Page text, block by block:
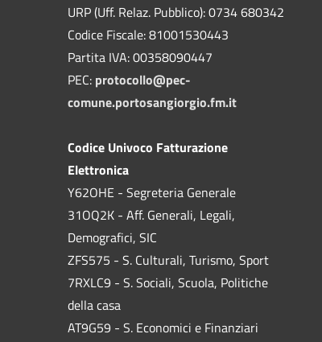
URP (Uff. Relaz. Pubblico): 0734 680342
Codice Fiscale: 81001530443
Partita IVA: 00358090447
PEC: protocollo@pec-
comune.portosangiorgio.fm.it
Codice Univoco Fatturazione
Elettronica
Y62OHE - Segreteria Generale
31OQ2K - Aff. Generali, Legali,
Demografici, SIC
ZFS575 - S. Culturali, Turismo, Sport
7RXLC9 - S. Sociali, Scuola, Politiche
della casa
AT9G59 - S. Economici e Finanziari